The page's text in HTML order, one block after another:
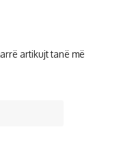
artikujt tanë më